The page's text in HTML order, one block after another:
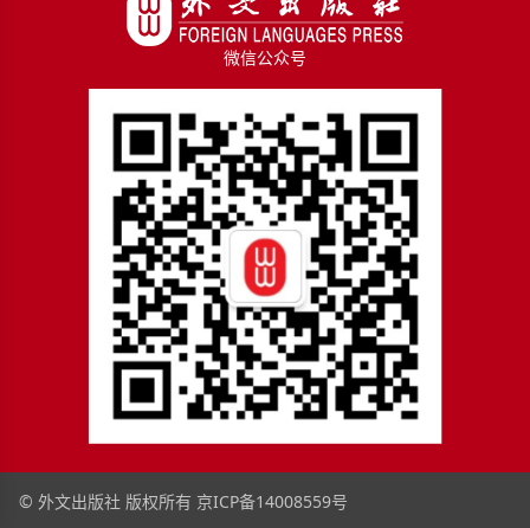
微信公众号
© 外文出版社 版权所有 京ICP备14008559号